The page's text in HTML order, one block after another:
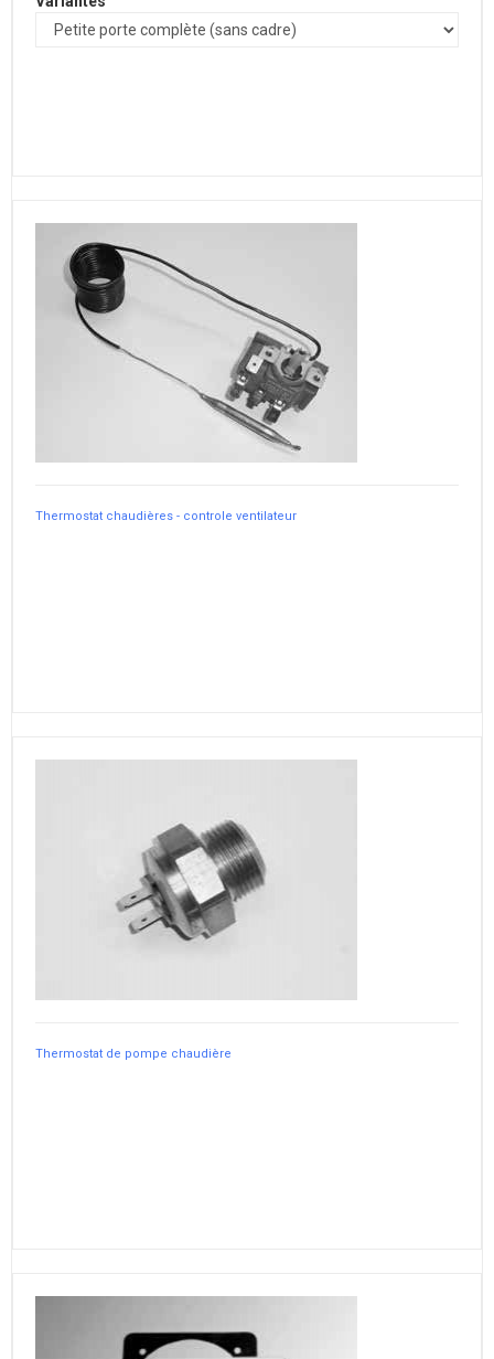
Thermostat chaudières - controle ventilateur
Thermostat de pompe chaudière